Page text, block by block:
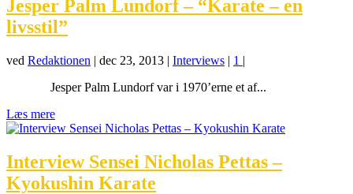
Jesper Palm Lundorf – “Karate – en
livsstil”
ved Redaktionen | dec 23, 2013 | Interviews | 1 |
Jesper Palm Lundorf var i 1970’erne et af...
Læs mere
Interview Sensei Nicholas Pettas –
Kyokushin Karate